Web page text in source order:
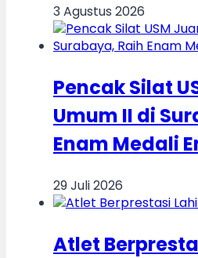
3 Agustus 2026
Pencak Silat
Umum II di
Enam Medali
29 Juli 2026
Atlet